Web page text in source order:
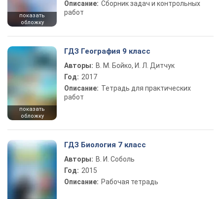
показать
обложку
Описание: Сборник задач и контрольных
работ
показать
обложку
ГДЗ География 9 класс
Авторы: В. М. Бойко, И. Л. Дитчук
Год: 2017
Описание: Тетрадь для практических
работ
ГДЗ Биология 7 класс
Авторы: В. И. Соболь
Год: 2015
Описание: Рабочая тетрадь